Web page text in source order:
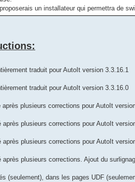
un installateur qui permettra de
traduit pour AutoIt version 3.3.16.1
traduit pour AutoIt version 3.3.16.0
plusieurs corrections pour AutoIt
après plusieurs corrections pour AutoIt
après plusieurs corrections pour AutoIt
après plusieurs corrections. Ajout du
(seulement), dans les pages UDF